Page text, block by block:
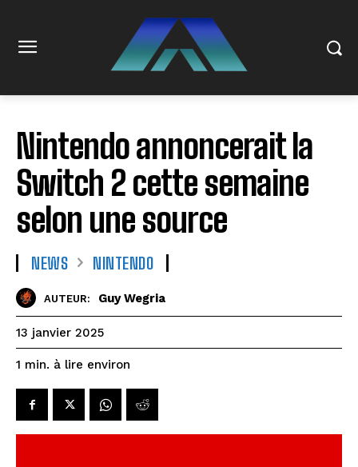
Nintendo annoncerait la
Switch 2 cette semaine
selon une source
NEWS NINTENDO
AUTEUR: Guy Wegria
13 janvier 2025
1 min. à lire environ